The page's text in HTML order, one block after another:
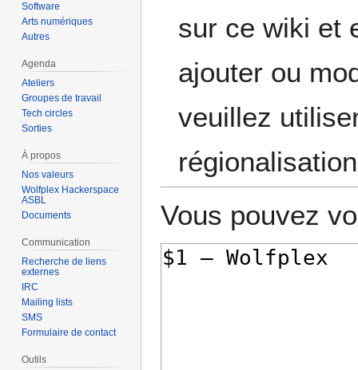
sur ce wiki et
ajouter ou
veuillez
Vous pouvez
Software
Arts numériques
Autres
Agenda
Ateliers
Groupes de travail
Tech circles
Sorties
À propos
Nos valeurs
Wolfplex Hackerspace
ASBL
Documents
Communication
Recherche de liens
externes
IRC
Mailing lists
SMS
Formulaire de contact
Outils